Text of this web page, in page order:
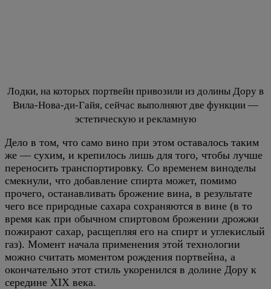
Лодки, на которых портвейн привозили из долины Дору в
Вила-Нова-ди-Гайя, сейчас выполняют две функции —
эстетическую и рекламную
Дело в том, что само вино при этом оставалось таким
же — сухим, и крепилось лишь для того, чтобы лучше
переносить транспортировку. Со временем виноделы
смекнули, что добавление спирта может, помимо
прочего, останавливать брожение вина, в результате
чего все природные сахара сохраняются в вине (в то
время как при обычном спиртовом брожении дрожжи
пожирают сахар, расщепляя его на спирт и углекислый
газ). Момент начала применения этой технологии
можно считать моментом рождения портвейна, а
окончательно этот стиль укоренился в долине Дору к
середине XIX века.